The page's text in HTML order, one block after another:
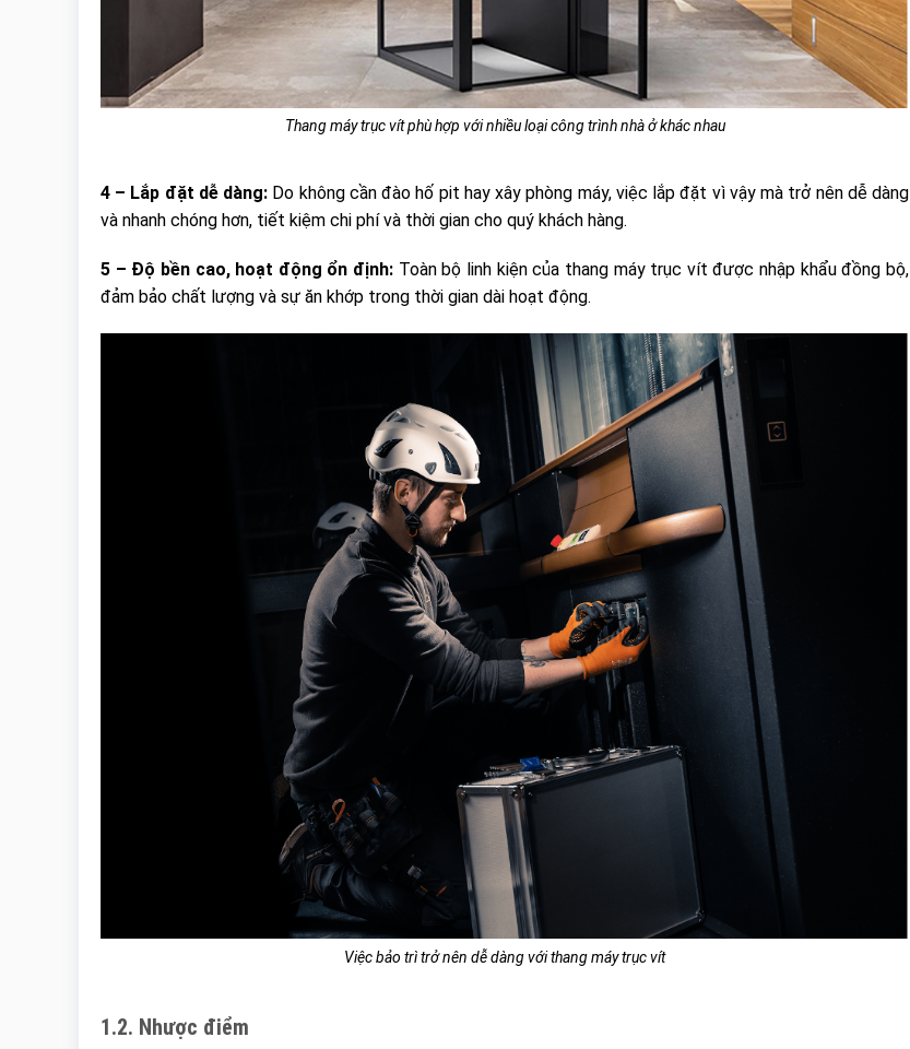
Thang máy trục vít phù hợp với nhiều loại công trình nhà ở khác nhau
4 – Lắp đặt dễ dàng: Do không cần đào hố pit hay xây phòng máy, việc lắp đặt vì vậy mà trở nên dễ dàng
và nhanh chóng hơn, tiết kiệm chi phí và thời gian cho quý khách hàng.
5 – Độ bền cao, hoạt động ổn định: Toàn bộ linh kiện của thang máy trục vít được nhập khẩu đồng bộ,
đảm bảo chất lượng và sự ăn khớp trong thời gian dài hoạt động.
Việc bảo trì trở nên dễ dàng với thang máy trục vít
1.2. Nhược điểm